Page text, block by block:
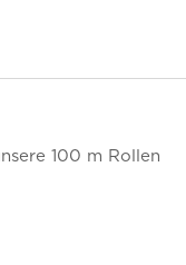
100 m Rollen